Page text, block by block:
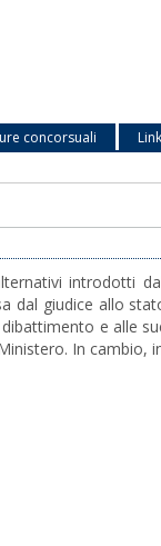
concorsuali
introdotti
dal giudice allo
e alle
In cambio,